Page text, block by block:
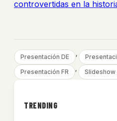
controvertidas en la
Presentación DE ,
Presentación FR , Slideshow
TRENDING